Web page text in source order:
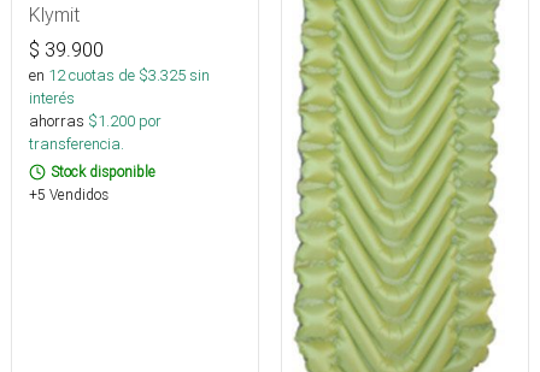
Klymit
$ 39.900
en 12cuotas de $3.325sin
interés
ahorras $1.200 por
transferencia.
Stock disponible
+5 Vendidos